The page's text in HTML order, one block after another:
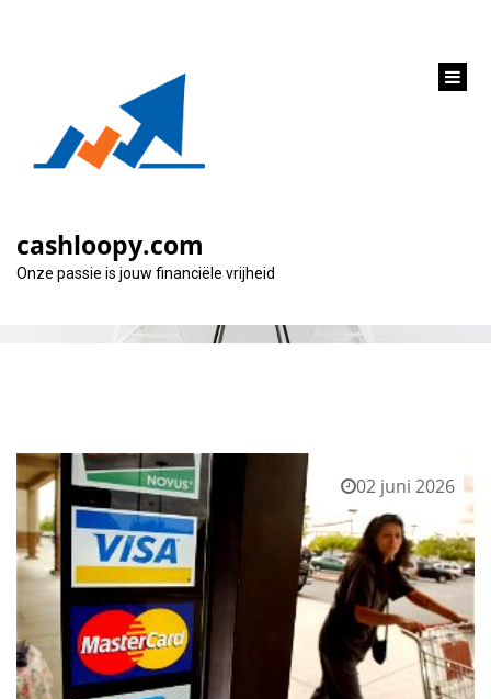
cashloopy.com
Onze passie is jouw financiële vrijheid
Categorie:
02 juni 2026